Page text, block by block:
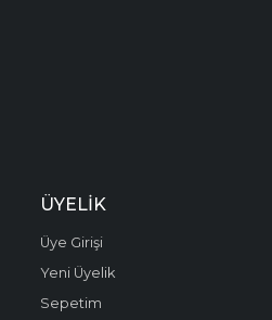
ÜYELIK
Üye Girişi
Yeni Üyelik
Sepetim